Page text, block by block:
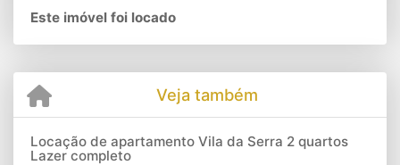
Este imóvel foi locado
Veja também
Locação de apartamento Vila da Serra 2 quartos
Lazer completo